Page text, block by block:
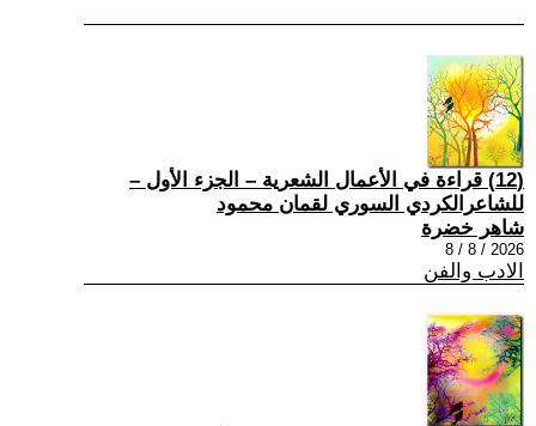
(12) قراءة في الأعمال الشعرية – الجزء الأول –
للشاعرالكردي السوري لقمان محمود
شاهر خضرة
2026 / 8 / 8
الادب والفن